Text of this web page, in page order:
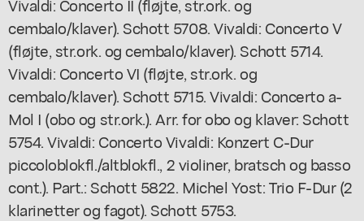
cembalo/klaver). Schott 5708. Vivaldi: Concerto V
(fløjte, str.ork. og cembalo/klaver). Schott 5714.
Vivaldi: Concerto VI (fløjte, str.ork. og
cembalo/klaver). Schott 5715. Vivaldi: Concerto a-
Mol I (obo og str.ork.). Arr. for obo og klaver: Schott
5754. Vivaldi: Concerto Vivaldi: Konzert C-Dur
piccoloblokfl./altblokfl., 2 violiner, bratsch og basso
cont.). Part.: Schott 5822. Michel Yost: Trio F-Dur (2
klarinetter og fagot). Schott 5753.